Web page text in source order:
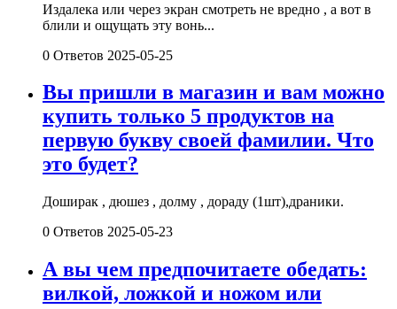
Издалека или через экран смотреть не вредно , а вот в
блили и ощущать эту вонь...
0 Ответов 2025-05-25
Вы пришли в магазин и вам можно
купить только 5 продуктов на
первую букву своей фамилии. Что
это будет?
Доширак , дюшез , долму , дораду (1шт),драники.
0 Ответов 2025-05-23
А вы чем предпочитаете обедать:
вилкой, ложкой и ножом или